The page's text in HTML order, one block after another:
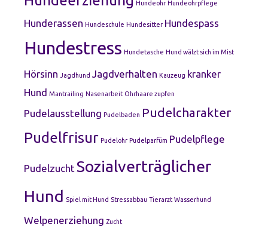
Hundeohr Hundeohrpflege
Hunderassen Hundeschule Hundesitter Hundespass
Hundestress Hundetasche Hund wälzt sich im Mist
Hörsinn Jagdhund Jagdverhalten Kauzeug kranker
Hund Mantrailing Nasenarbeit Ohrhaare zupfen
Pudelausstellung Pudelbaden Pudelcharakter
Pudelfrisur Pudelohr Pudelparfüm Pudelpflege
Pudelzucht Sozialverträglicher
Hund Spiel mit Hund Stressabbau Tierarzt Wasserhund
Welpenerziehung Zucht